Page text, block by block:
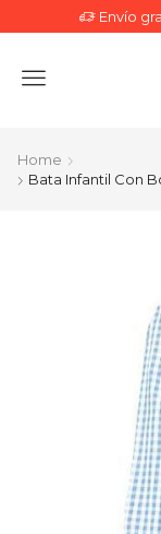
Envío
Menu
Home
Bata Infantil Con